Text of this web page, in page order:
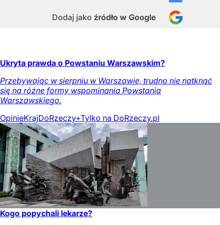
Dodaj jako źródło w Google
Ukryta prawda o Powstaniu Warszawskim?
Przebywając w sierpniu w Warszawie, trudno nie natknąć
się na różne formy wspominania Powstania
Warszawskiego.
OpinieKrajDoRzeczy+Tylko na DoRzeczy.pl
Kogo popychali lekarze?